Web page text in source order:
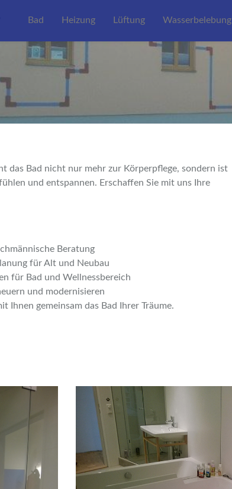
Bad Heizung Lüftung Wasserbelebung
das Bad nicht nur mehr zur Körperpflege, sondern ist
und entspannen. Erschaffen Sie mit uns Ihre
Beratung
für Alt und Neubau
für Bad und Wellnessbereich
und modernisieren
Ihnen gemeinsam das Bad Ihrer Träume.